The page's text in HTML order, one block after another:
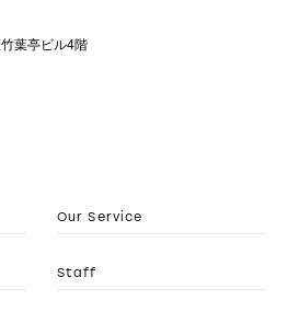
葉亭ビル4階
Our Service
Staff